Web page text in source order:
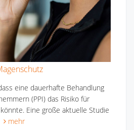
eine dauerhafte Behandlung
(PPI) das Risiko für
Eine große aktuelle Studie
mehr